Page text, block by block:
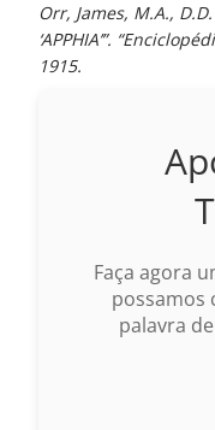
Orr, James, M.A.,
‘APPHIA’”.
1915.
Faça agora
possamos
palavra